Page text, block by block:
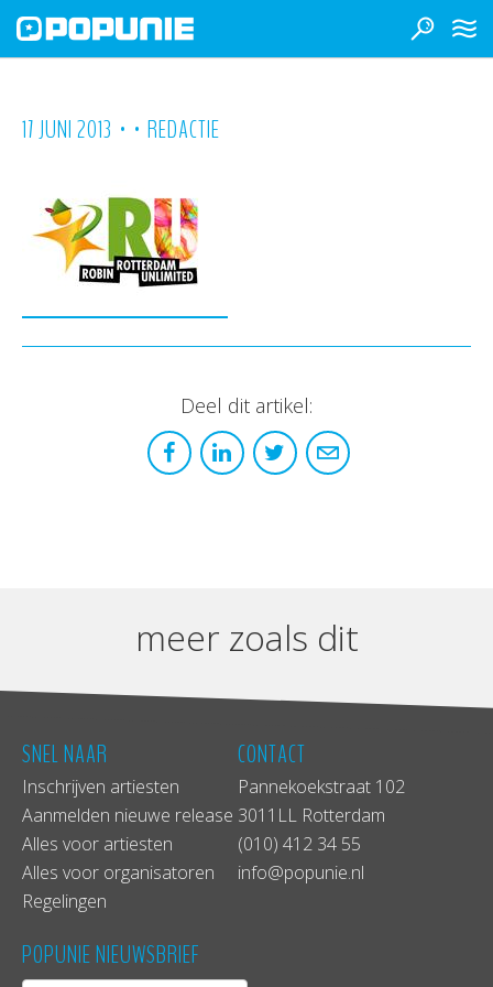
17 JUNI 2013 • • REDACTIE
Deel dit artikel:
meer zoals dit
SNEL NAAR
Inschrijven artiesten
Aanmelden nieuwe release
Alles voor artiesten
Alles voor organisatoren
Regelingen
CONTACT
Pannekoekstraat 102
3011LL Rotterdam
(010) 412 34 55
info@popunie.nl
POPUNIE NIEUWSBRIEF